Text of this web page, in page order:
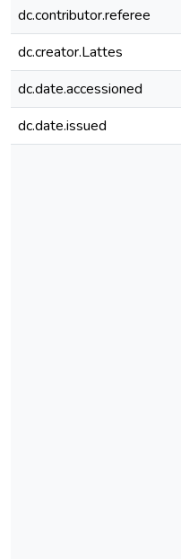
dc.contributor.referee
dc.creator.Lattes
dc.date.accessioned
dc.date.issued